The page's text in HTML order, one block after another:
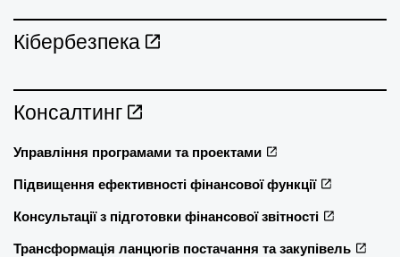
Кібербезпека
Консалтинг
Управління програмами та проектами
Підвищення ефективності фінансової функції
Консультації з підготовки фінансової звітності
Трансформація ланцюгів постачання та закупівель